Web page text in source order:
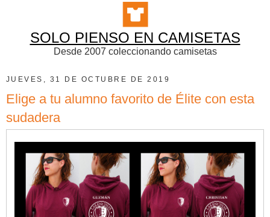
SOLO PIENSO EN CAMISETAS
Desde 2007 coleccionando camisetas
JUEVES, 31 DE OCTUBRE DE 2019
Elige a tu alumno favorito de Élite con esta
sudadera